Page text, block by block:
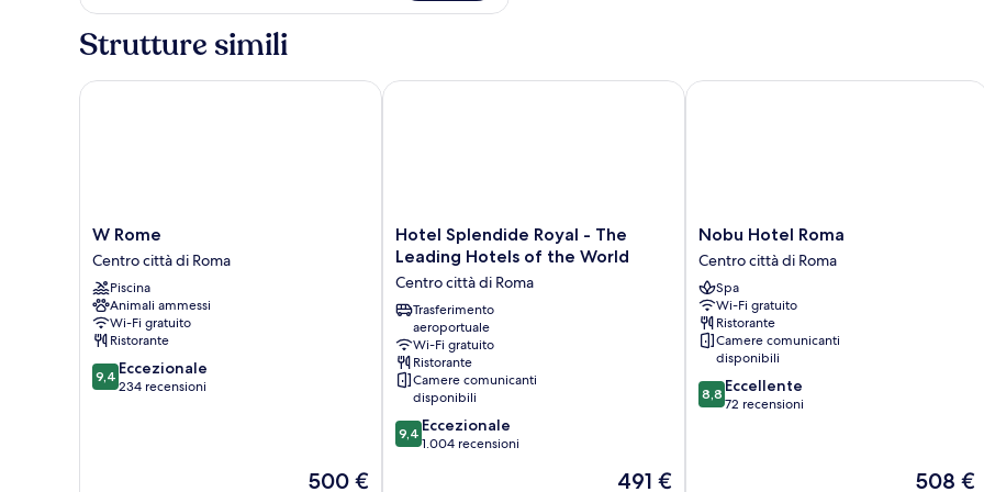
Suite
Strutture simili
W
Rome
Centro
città
di
Roma
W Rome
Centro città di Roma
Piscina
Animali ammessi
Wi-Fi gratuito
Ristorante
9.4
su
9,4 Eccezionale
234 recensioni
Il
500 €
W Rome
Hotel
Splendide
-
The
Leading
Hotels
of
the
World
Centro
città
Hotel Splendide Royal - The
Leading Hotels of the World
Centro città di Roma
Trasferimento
aeroportuale
Wi-Fi gratuito
Ristorante
Camere comunicanti
disponibili
9.4
su
9,4 Eccezionale
1.004 recensioni
Il
491 €
Hotel Splendide Royal - The Leading Hotels of the World
Nobu
Hotel
Roma
Centro
città
di
Roma
Nobu Hotel Roma
Centro città di Roma
Spa
Wi-Fi gratuito
Ristorante
Camere comunicanti
disponibili
8.8
su
8,8 Eccellente
72 recensioni
Il
508 €
Nobu Hotel Roma